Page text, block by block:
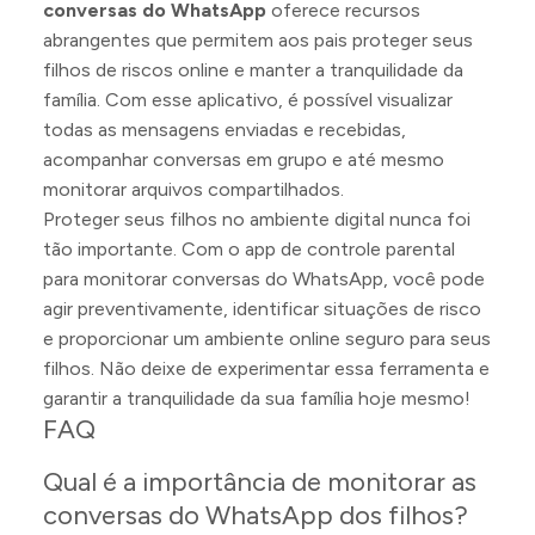
conversas do WhatsApp oferece recursos
abrangentes que permitem aos pais proteger seus
filhos de riscos online e manter a tranquilidade da
família. Com esse aplicativo, é possível visualizar
todas as mensagens enviadas e recebidas,
acompanhar conversas em grupo e até mesmo
monitorar arquivos compartilhados.
Proteger seus filhos no ambiente digital nunca foi
tão importante. Com o app de controle parental
para monitorar conversas do WhatsApp, você pode
agir preventivamente, identificar situações de risco
e proporcionar um ambiente online seguro para seus
filhos. Não deixe de experimentar essa ferramenta e
garantir a tranquilidade da sua família hoje mesmo!
FAQ
Qual é a importância de monitorar as
conversas do WhatsApp dos filhos?